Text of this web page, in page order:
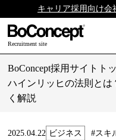
キャリア採用向け会
Recruitment site
BoConcept採用サイトト
ハインリッヒの法則と
く解説
2025.04.22 ビジネス #スキ